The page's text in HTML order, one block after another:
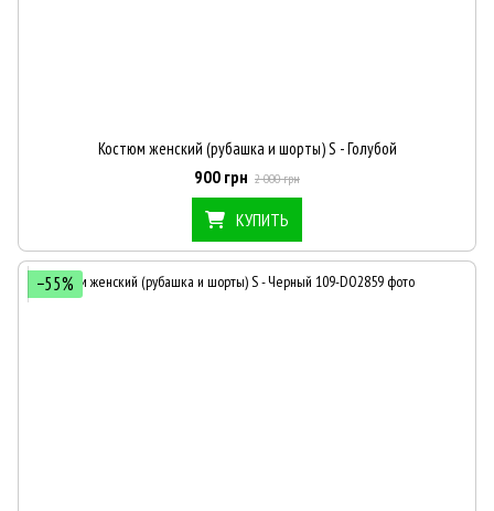
Костюм женский (рубашка и шорты) S - Голубой
900 грн 2 000 грн
КУПИТЬ
−55%